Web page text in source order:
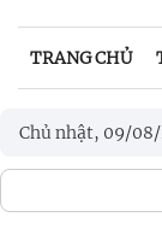
TRANG CHỦ
Chủ nhật, 09/
hỗ trợ người
NIÊN - NHI